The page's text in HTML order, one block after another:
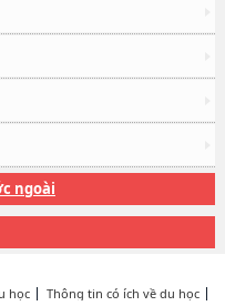
ngoài
học
Thông tin có ích về du học